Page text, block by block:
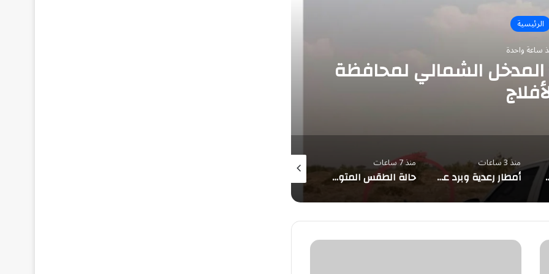
الرئيسية
ساعة واحدة
الشمالي لمحافظة
تنعقد اليوم برئاسة ولي العهد
منذ 3 ساعات
أمطار رعدية وبرد على جازان وعسير.. وتحذير من الغبار
منذ 7 ساعات
حالة الطقس المتوقعة ليوم الجمعة
منذ 8 ساعات
#وظائف